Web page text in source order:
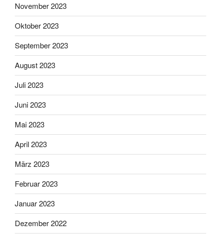
November 2023
Oktober 2023
September 2023
August 2023
Juli 2023
Juni 2023
Mai 2023
April 2023
März 2023
Februar 2023
Januar 2023
Dezember 2022